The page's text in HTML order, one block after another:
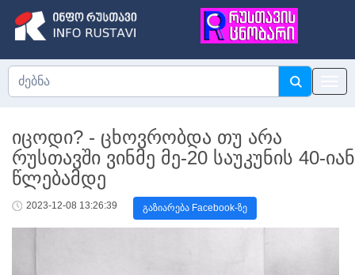
იცოდი? - ცხოვრობდა თუ არა
რუსთავში ვინმე მე-20 საუკუნის 40-იან
წლებამდე
2023-12-08 13:26:39 გაზიარება Facebook-ზე